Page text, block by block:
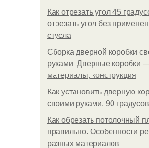
Как отрезать угол 45
отрезать угол без
стусла
Сборка дверной коробки
руками. Дверные коробки
материалы, конструкция
Как установить дверную
своими руками. 90 градусов
Как обрезать потолочный
правильно. Особенности
разных материалов